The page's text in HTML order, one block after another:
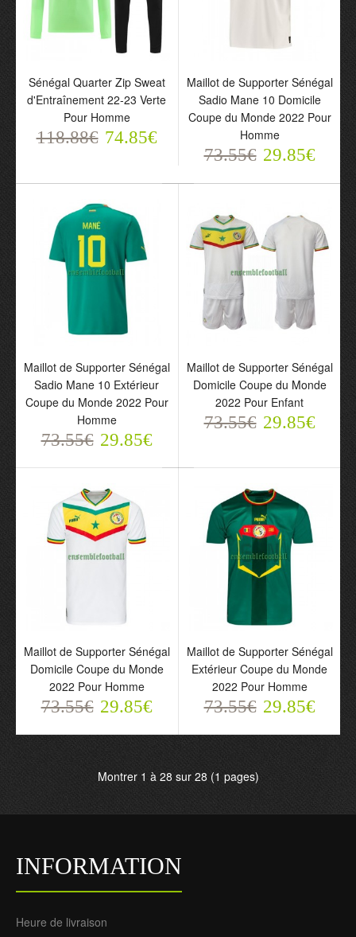
Maillot de Supporter
Sénégal Extérieur 2024-
73.55€ 29.85€
Sénégal Extérieur 2002
73.55€ 29.85€
Maillot de Supporter
24 Pour Homme
73.55€ 29.85€
Sénégal Quarter Zip
22-23 Blanche Pour
Homme
118.88€ 74.85€
Sénégal Quarter Zip
Sweat d'Entraînement
118.88€ 74.85€
Maillot de Supporter
Sénégal Sadio Mane 10
Monde 2022 Pour
Homme
73.55€ 29.85€
Sénégal Quarter Zip Sweat
d'Entraînement 22-23 Verte
Pour Homme
118.88€ 74.85€
Maillot de Supporter Sénégal
Sadio Mane 10 Domicile
Coupe du Monde 2022 Pour
Homme
73.55€ 29.85€
Maillot de Supporter Sénégal
Sadio Mane 10 Extérieur
Coupe du Monde 2022 Pour
Homme
73.55€ 29.85€
Maillot de Supporter Sénégal
Domicile Coupe du Monde
2022 Pour Enfant
73.55€ 29.85€
Maillot de Supporter Sénégal
Domicile Coupe du Monde
2022 Pour Homme
73.55€ 29.85€
Maillot de Supporter Sénégal
Extérieur Coupe du Monde
2022 Pour Homme
73.55€ 29.85€
Montrer 1 à 28 sur 28 (1 pages)
INFORMATION
Heure de livraison